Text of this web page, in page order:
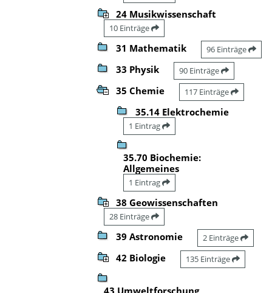
24 Musikwissenschaft
10 Einträge
31 Mathematik 96 Einträge
33 Physik 90 Einträge
35 Chemie 117 Einträge
35.14 Elektrochemie
1 Eintrag
35.70 Biochemie:
Allgemeines
1 Eintrag
38 Geowissenschaften
28 Einträge
39 Astronomie 2 Einträge
42 Biologie 135 Einträge
43 Umweltforschung,